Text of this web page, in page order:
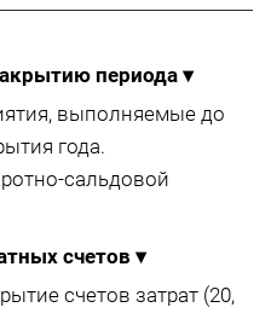
периода ▾
выполняемые до
года.
сальдовой
счетов ▾
счетов затрат (20,